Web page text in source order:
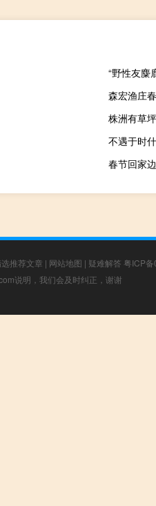
“野性友麋
森宏渔庄
株洲有草
不遇于时
春节回家
推荐文章 | 网站地图 | 疑难解答 粤ICP
说明，我们会及时纠正，谢谢